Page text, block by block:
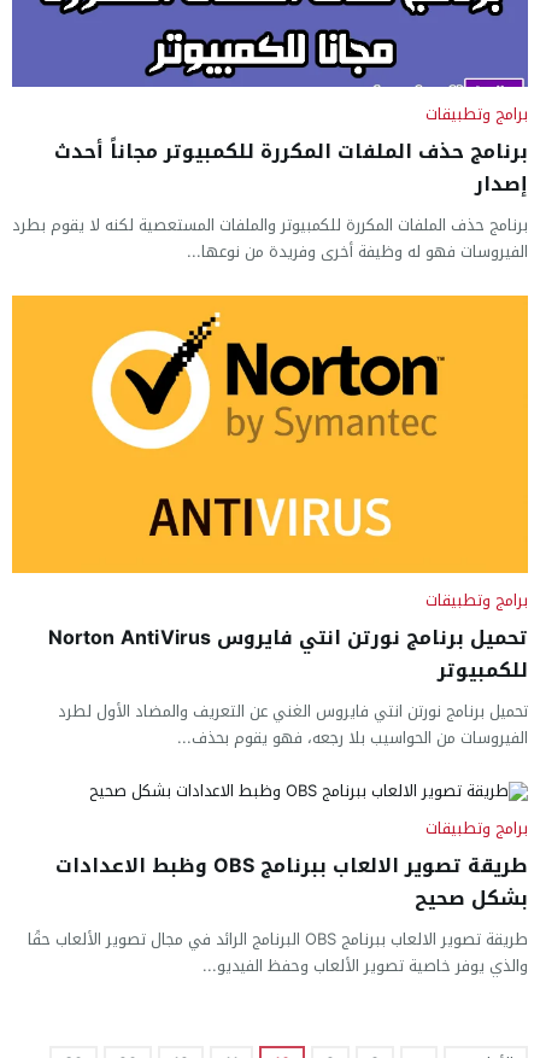
برامج وتطبيقات
برنامج حذف الملفات المكررة للكمبيوتر مجاناً أحدث
إصدار
برنامج حذف الملفات المكررة للكمبيوتر والملفات المستعصية لكنه لا يقوم بطرد
الفيروسات فهو له وظيفة أخرى وفريدة من نوعها...
برامج وتطبيقات
تحميل برنامج نورتن انتي فايروس Norton AntiVirus
للكمبيوتر
تحميل برنامج نورتن انتي فايروس الغني عن التعريف والمضاد الأول لطرد
الفيروسات من الحواسيب بلا رجعه، فهو يقوم بحذف...
برامج وتطبيقات
طريقة تصوير الالعاب ببرنامج OBS وظبط الاعدادات
بشكل صحيح
طريقة تصوير الالعاب ببرنامج OBS البرنامج الرائد في مجال تصوير الألعاب حقًا
والذي يوفر خاصية تصوير الألعاب وحفظ الفيديو...